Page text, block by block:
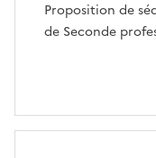
Proposition de
de Seconde